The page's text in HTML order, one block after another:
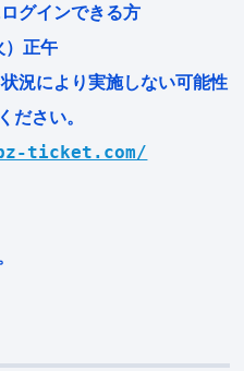
グインできる方
）正午
により実施しない可能性
ださい。
ticket.com/